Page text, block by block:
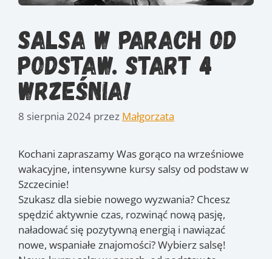
Salsa w parach od
podstaw. Start 4
września!
8 sierpnia 2024 przez Małgorzata
Kochani zapraszamy Was gorąco na wrześniowe
wakacyjne, intensywne kursy salsy od podstaw w
Szczecinie!
Szukasz dla siebie nowego wyzwania? Chcesz
spędzić aktywnie czas, rozwinąć nową pasję,
naładować się pozytywną energią i nawiązać
nowe, wspaniałe znajomości? Wybierz salsę!